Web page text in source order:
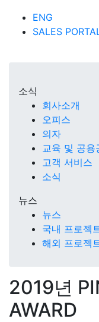
ENG
SALES
소식
회사소개
오피스
의자
교육 및 공용
고객 서비스
소식
뉴스
뉴스
국내 프로젝
해외 프로젝
2019년
AWARD